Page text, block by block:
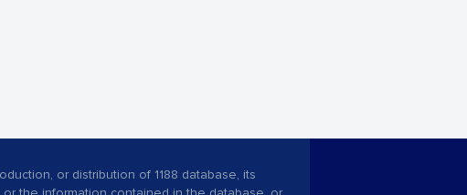
or distribution of 1188 database, its